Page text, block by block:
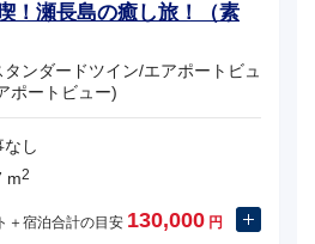
！瀬長島の癒し旅！（素
ダードツイン/エアポートビュ
ポートビュー)
なし
m2
＋宿泊合計の目安 130,000 円